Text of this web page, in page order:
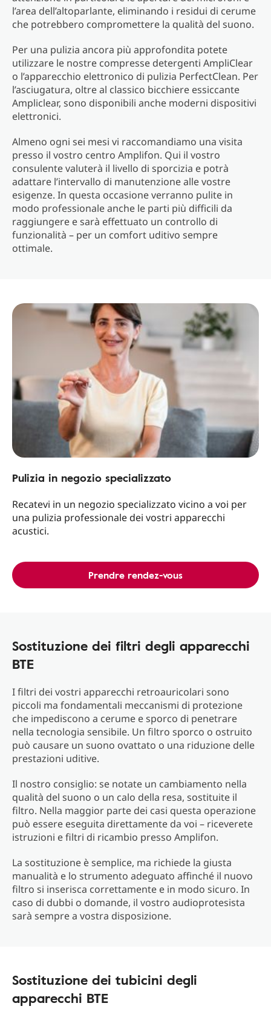
l’area dell’altoparlante, eliminando i residui di cerume
che potrebbero compromettere la qualità del suono.
Per una pulizia ancora più approfondita potete
utilizzare le nostre compresse detergenti AmpliClear
o l’apparecchio elettronico di pulizia PerfectClean. Per
l’asciugatura, oltre al classico bicchiere essiccante
Ampliclear, sono disponibili anche moderni dispositivi
elettronici.
Almeno ogni sei mesi vi raccomandiamo una visita
presso il vostro centro Amplifon. Qui il vostro
consulente valuterà il livello di sporcizia e potrà
adattare l’intervallo di manutenzione alle vostre
esigenze. In questa occasione verranno pulite in
modo professionale anche le parti più difficili da
raggiungere e sarà effettuato un controllo di
funzionalità – per un comfort uditivo sempre
ottimale.
Pulizia in negozio specializzato
Recatevi in un negozio specializzato vicino a voi per
una pulizia professionale dei vostri apparecchi
acustici.
Prendre rendez-vous
Sostituzione dei filtri degli apparecchi
BTE
I filtri dei vostri apparecchi retroauricolari sono
piccoli ma fondamentali meccanismi di protezione
che impediscono a cerume e sporco di penetrare
nella tecnologia sensibile. Un filtro sporco o ostruito
può causare un suono ovattato o una riduzione delle
prestazioni uditive.
Il nostro consiglio: se notate un cambiamento nella
qualità del suono o un calo della resa, sostituite il
filtro. Nella maggior parte dei casi questa operazione
può essere eseguita direttamente da voi – riceverete
istruzioni e filtri di ricambio presso Amplifon.
La sostituzione è semplice, ma richiede la giusta
manualità e lo strumento adeguato affinché il nuovo
filtro si inserisca correttamente e in modo sicuro. In
caso di dubbi o domande, il vostro audioprotesista
sarà sempre a vostra disposizione.
Sostituzione dei tubicini degli
apparecchi BTE